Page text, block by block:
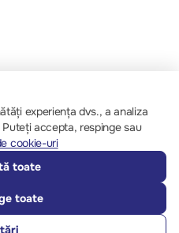
ECOM
experiența dvs., a analiza
accepta, respinge sau
cookie-uri
toate
toate